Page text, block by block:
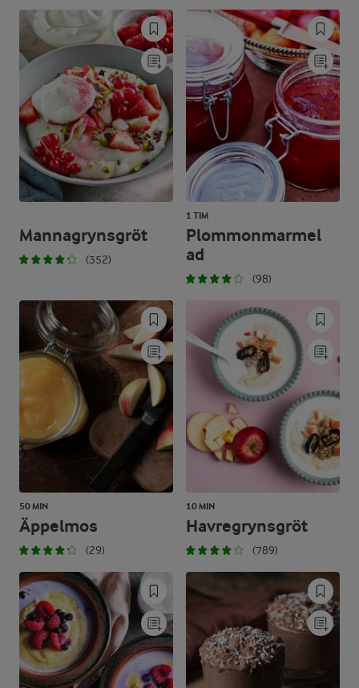
Mannagrynsgröt
(352)
1 TIM
Plommonmarmel
ad
(98)
50 MIN
Äppelmos
(29)
10 MIN
Havregrynsgröt
(789)